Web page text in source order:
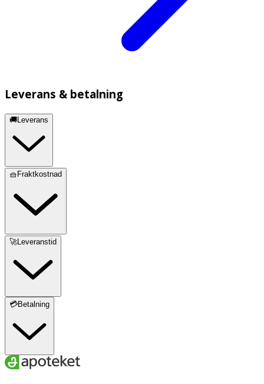
Leverans & betalning
🚚Leverans
🧺Fraktkostnad
🚀Leveranstid
💳Betalning